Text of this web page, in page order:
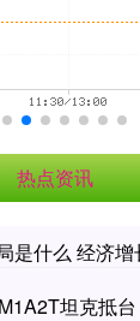
热点资讯
是什么 经济
坦克抵